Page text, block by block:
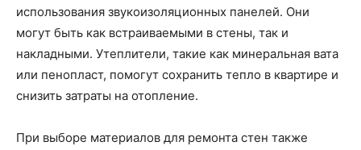
использования звукоизоляционных панелей. Они
могут быть как встраиваемыми в стены, так и
накладными. Утеплители, такие как минеральная вата
или пенопласт, помогут сохранить тепло в квартире и
снизить затраты на отопление.
При выборе материалов для ремонта стен также